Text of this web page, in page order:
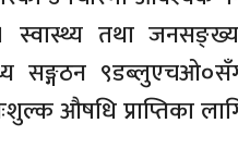
स्वास्थ्य तथा
सङ्गठन
औषधि प्राप्तिका